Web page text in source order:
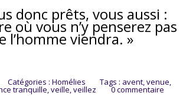
donc prêts, vous aussi :
où vous n’y penserez pas
l’homme viendra. »
Catégories : Homélies Tags : avent,venue,
tranquille,veille,veillez 0commentaire